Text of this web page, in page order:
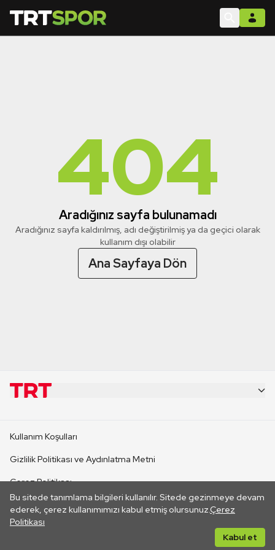
404
Aradığınız sayfa bulunamadı
Aradığınız sayfa kaldırılmış, adı değiştirilmiş ya da geçici olarak
kullanım dışı olabilir
Ana Sayfaya Dön
Bu sitede tanımlama bilgileri kullanılır. Sitede gezinmeye devam
ederek, çerez kullanımımızı kabul etmiş olursunuz.Çerez
Politikası
Kabul et
CANLI YAYINLAR
Kullanım Koşulları
Gizlilik Politikası ve Aydınlatma Metni
Çerez Politikası
İletişim
Her hakkı saklıdır. ©2026 TRT. Bağlantı yoluyla gidilen dış